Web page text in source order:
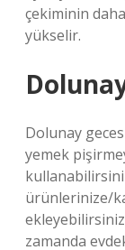
çekiminin
yükselir.
Dolunay
yemek
ürünlerinize/
zamanda